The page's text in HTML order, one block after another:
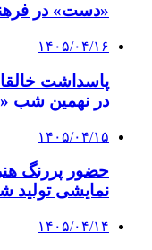
«دست» در
۱۴۰۵/۰۴/۱۶
پاسداشت
در نهمین شب
۱۴۰۵/۰۴/۱۵
نمایشی تولید
۱۴۰۵/۰۴/۱۴